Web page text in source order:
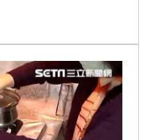
並退換貨，但民眾
數日內便會隨生理機
於「長時間且反覆暴
，即可降低危害。